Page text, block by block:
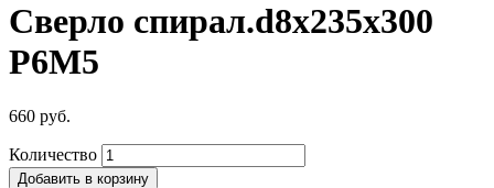
Сверло спирал.d8х235х300
Р6М5
660 руб.
Количество
Добавить в корзину